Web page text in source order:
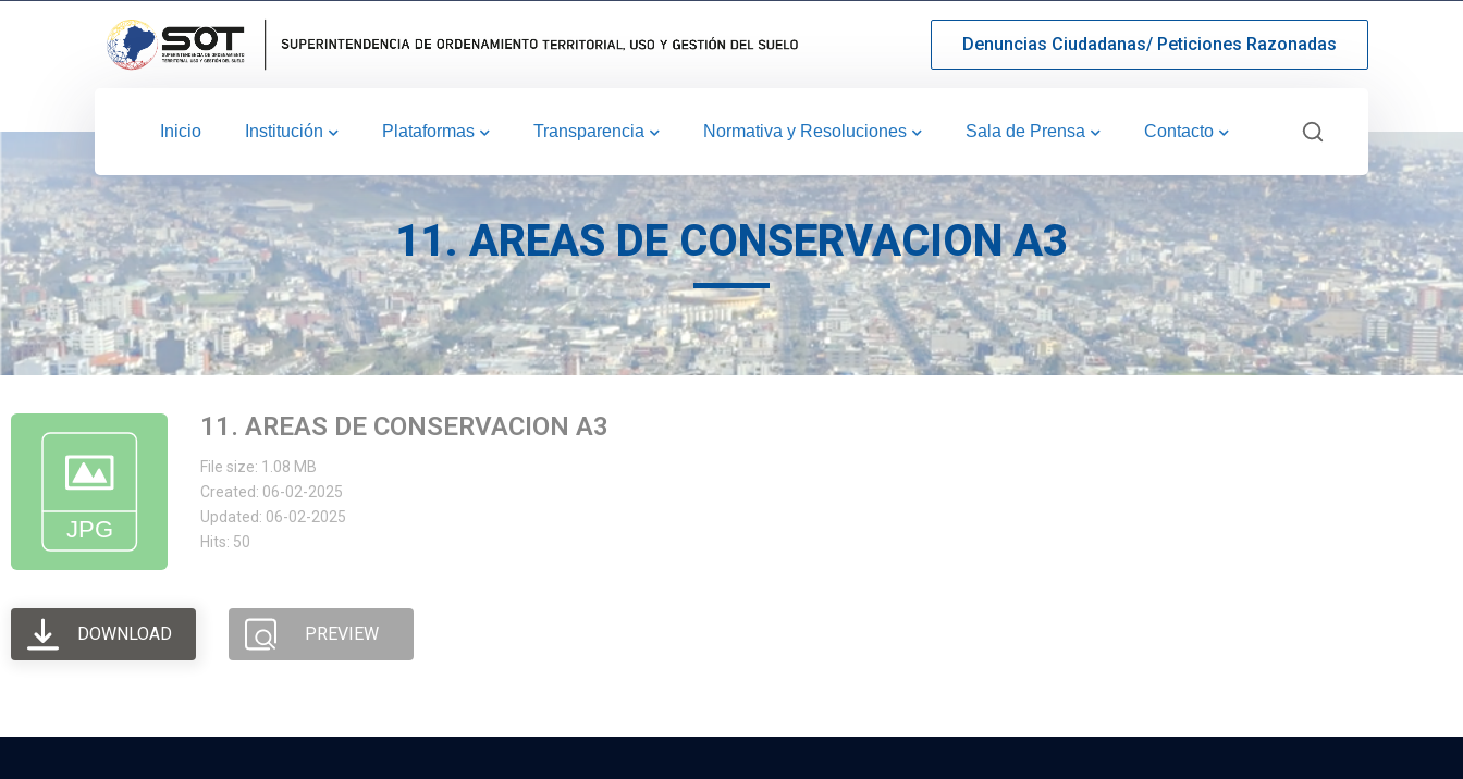
Denuncias Ciudadanas/ Peticiones Razonadas
Inicio Institución Plataformas Transparencia Normativa y Resoluciones Sala de Prensa Contacto
11. AREAS DE CONSERVACION A3
11. AREAS DE CONSERVACION A3
File size: 1.08 MB
Created: 06-02-2025
Updated: 06-02-2025
Hits: 50
DOWNLOAD PREVIEW